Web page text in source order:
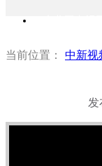
当前位置： 中新视
发